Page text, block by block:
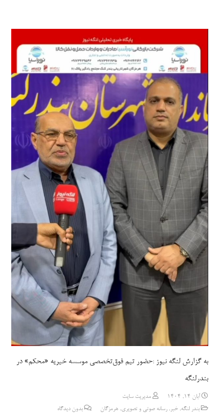
به گزارش لنگه نیوز :حضور تیم فوق‌تخصصی موسسه خیریه «محکم» در
بندرلنگه
آبان 14, 1404
مدیریت سایت
بندر لنگه,خبر,رسانه صوتی و تصویری,هرمزگان بدون دیدگاه